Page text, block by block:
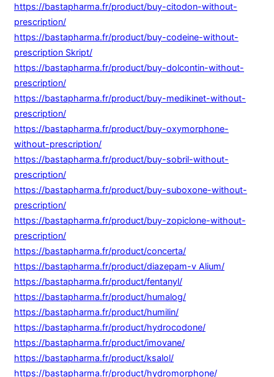
https://bastapharma.fr/product/buy-citodon-without-
prescription/
https://bastapharma.fr/product/buy-codeine-without-
prescription Skript/
https://bastapharma.fr/product/buy-dolcontin-without-
prescription/
https://bastapharma.fr/product/buy-medikinet-without-
prescription/
https://bastapharma.fr/product/buy-oxymorphone-
without-prescription/
https://bastapharma.fr/product/buy-sobril-without-
prescription/
https://bastapharma.fr/product/buy-suboxone-without-
prescription/
https://bastapharma.fr/product/buy-zopiclone-without-
prescription/
https://bastapharma.fr/product/concerta/
https://bastapharma.fr/product/diazepam-v Alium/
https://bastapharma.fr/product/fentanyl/
https://bastapharma.fr/product/humalog/
https://bastapharma.fr/product/humilin/
https://bastapharma.fr/product/hydrocodone/
https://bastapharma.fr/product/imovane/
https://bastapharma.fr/product/ksalol/
https://bastapharma.fr/product/hydromorphone/